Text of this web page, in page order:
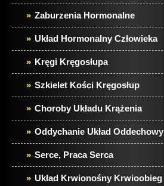
Zaburzenia Hormonalne
Układ Hormonalny Człowieka
Kręgi Kręgosłupa
Szkielet Kości Kręgosłup
Choroby Układu Krążenia
Oddychanie Układ Oddechowy
Serce, Praca Serca
Układ Krwionośny Krwioobieg